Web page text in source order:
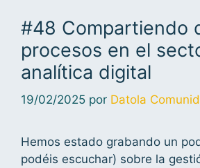
#48 Compartiendo
procesos en el
analítica digital
19/02/2025 por Datola
Hemos estado grabando un
podéis escuchar) sobre la